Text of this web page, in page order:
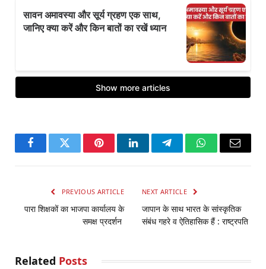
FacebookTwitter PinterestLinkedInTelegramWhatsApp
Email
PREVIOUS ARTICLE
पारा शिक्षकों का भाजपा कार्यालय के
समक्ष प्रदर्शन
NEXT ARTICLE
जापान के साथ भारत के सांस्‍कृतिक
संबंध गहरे व ऐतिहासिक हैं : राष्ट्रपति
Related Posts